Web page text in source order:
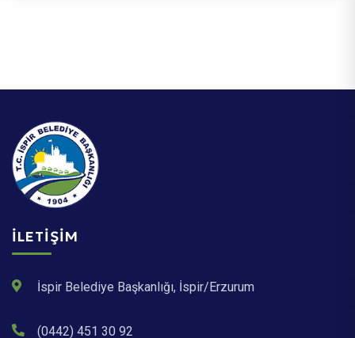
İLETIŞIM
İspir Belediye Başkanlığı, İspir/Erzurum
(0442) 451 30 92